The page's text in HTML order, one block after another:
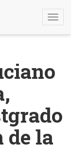
de la